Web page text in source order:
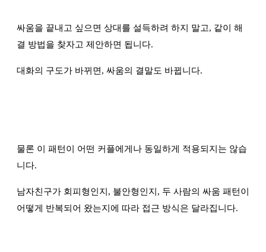
싸움을 끝내고 싶으면 상대를 설득하려 하지 말고, 같이 해
결 방법을 찾자고 제안하면 됩니다.
대화의 구도가 바뀌면, 싸움의 결말도 바뀝니다.
물론 이 패턴이 어떤 커플에게나 동일하게 적용되지는 않습
니다.
남자친구가 회피형인지, 불안형인지, 두 사람의 싸움 패턴이
어떻게 반복되어 왔는지에 따라 접근 방식은 달라집니다.